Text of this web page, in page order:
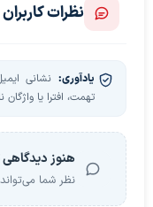
نظرات کاربران
یادآوری: نشانی
تهمت، افترا یا
هنوز
نظر شما